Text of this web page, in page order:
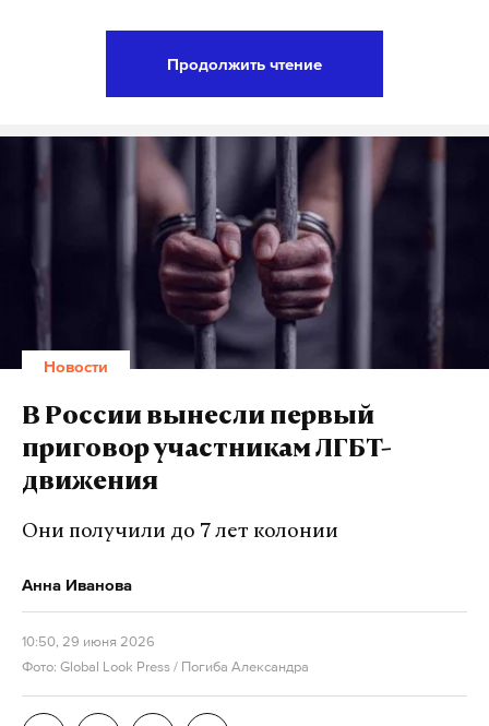
качеством медицинского обслуживания. Сейчас
ведомство держит ситуацию на контроле. По
итогам встречи будет пересмотрено штатное
расписание больницы, проведена проверка ее
финансового состояния и усилена работа по
привлечению новых медицинских кадров.
Особое внимание уделят селам Атласово и Лазо,
где острее всего ощущается нехватка водителей
скорой помощи. Министр здравоохранения
региона Александр Нохрин лично контролирует
развитие ситуации.
Подпишитесь на Daily Storm в
Дзен
Продолжить чтение
Новости
В России вынесли первый
приговор участникам ЛГБТ-
движения
Они получили до 7 лет колонии
Анна Иванова
10:50, 29 июня 2026
Фото: Global Look Press / Погиба Александра